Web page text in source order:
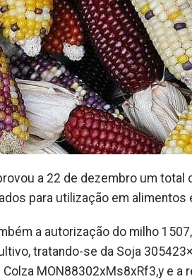
a 22 de dezembro um
para utilização em alimentos
a autorização do milho
tratando-se da Soja
MON88302xMs8xRf3,y e a